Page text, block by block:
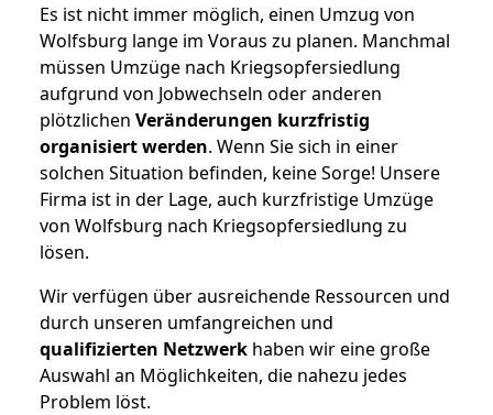
Es ist nicht immer möglich, einen Umzug von
Wolfsburg lange im Voraus zu planen. Manchmal
müssen Umzüge nach Kriegsopfersiedlung
aufgrund von Jobwechseln oder anderen
plötzlichen Veränderungen kurzfristig
organisiert werden. Wenn Sie sich in einer
solchen Situation befinden, keine Sorge! Unsere
Firma ist in der Lage, auch kurzfristige Umzüge
von Wolfsburg nach Kriegsopfersiedlung zu
lösen.
Wir verfügen über ausreichende Ressourcen und
durch unseren umfangreichen und
qualifizierten Netzwerk haben wir eine große
Auswahl an Möglichkeiten, die nahezu jedes
Problem löst.